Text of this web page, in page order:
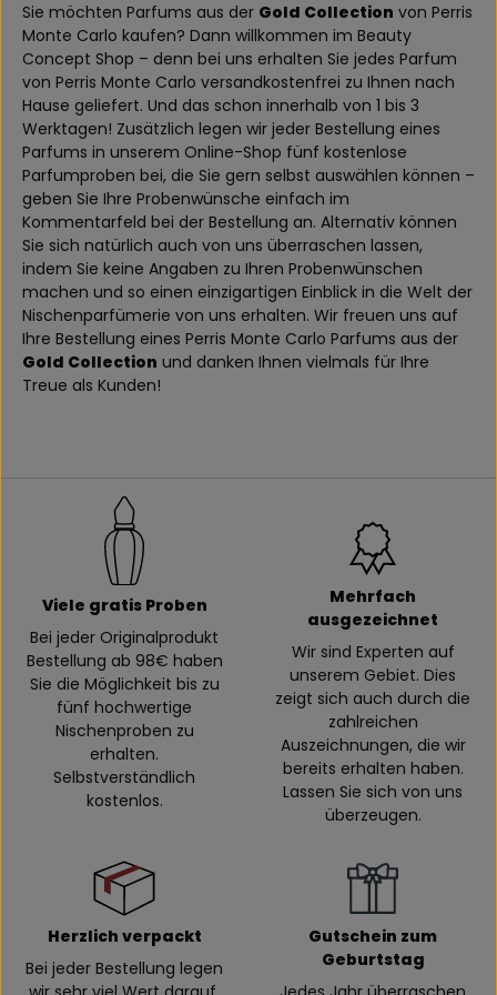
Sie möchten Parfums aus der Gold Collection von Perris
Monte Carlo kaufen? Dann willkommen im Beauty
Concept Shop – denn bei uns erhalten Sie jedes Parfum
von Perris Monte Carlo versandkostenfrei zu Ihnen nach
Hause geliefert. Und das schon innerhalb von 1 bis 3
Werktagen! Zusätzlich legen wir jeder Bestellung eines
Parfums in unserem Online-Shop fünf kostenlose
Parfumproben bei, die Sie gern selbst auswählen können –
geben Sie Ihre Probenwünsche einfach im
Kommentarfeld bei der Bestellung an. Alternativ können
Sie sich natürlich auch von uns überraschen lassen,
indem Sie keine Angaben zu Ihren Probenwünschen
machen und so einen einzigartigen Einblick in die Welt der
Nischenparfümerie von uns erhalten. Wir freuen uns auf
Ihre Bestellung eines Perris Monte Carlo Parfums aus der
Gold Collection und danken Ihnen vielmals für Ihre
Treue als Kunden!
Viele gratis Proben
Bei jeder Originalprodukt
Bestellung ab 98€ haben
Sie die Möglichkeit bis zu
fünf hochwertige
Nischenproben zu
erhalten.
Selbstverständlich
kostenlos.
Mehrfach
ausgezeichnet
Wir sind Experten auf
unserem Gebiet. Dies
zeigt sich auch durch die
zahlreichen
Auszeichnungen, die wir
bereits erhalten haben.
Lassen Sie sich von uns
überzeugen.
Herzlich verpackt
Bei jeder Bestellung legen
Gutschein zum
Geburtstag